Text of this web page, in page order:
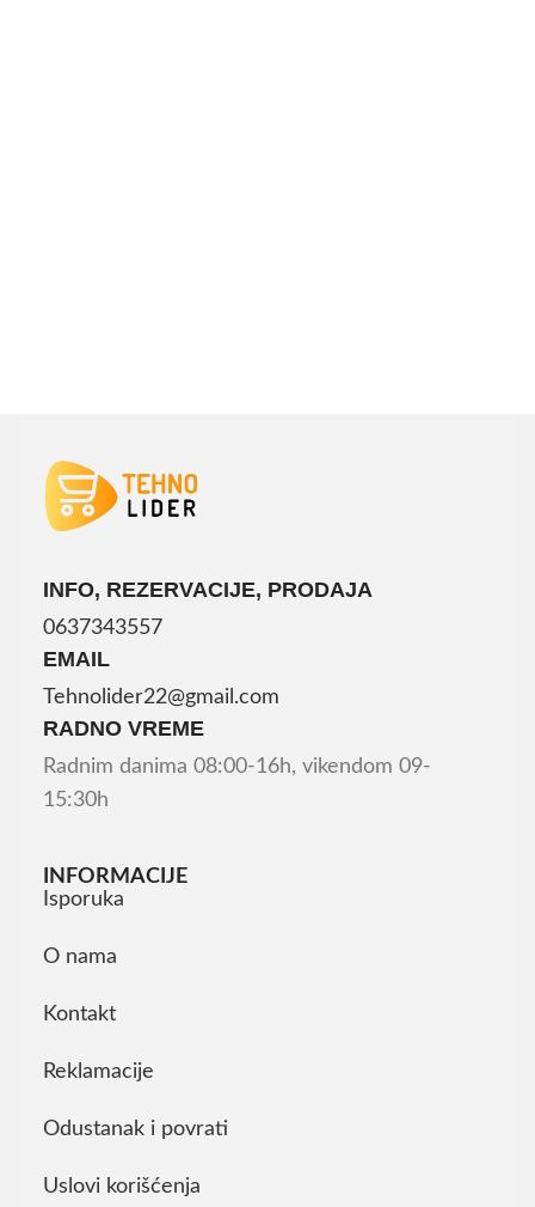
INFO, REZERVACIJE, PRODAJA
0637343557
EMAIL
Tehnolider22@gmail.com
RADNO VREME
Radnim danima 08:00-16h, vikendom 09-
15:30h
INFORMACIJE
Isporuka
O nama
Kontakt
Reklamacije
Odustanak i povrati
Uslovi korišćenja